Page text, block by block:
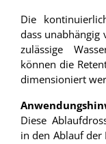
Die
dass unabhängig
zulässige
können die
dimensioniert
Diese
in den Ablauf der